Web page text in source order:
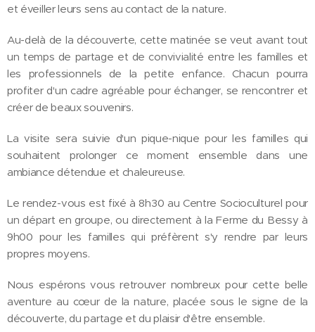
et éveiller leurs sens au contact de la nature.
Au-delà de la découverte, cette matinée se veut avant tout
un temps de partage et de convivialité entre les familles et
les professionnels de la petite enfance. Chacun pourra
profiter d'un cadre agréable pour échanger, se rencontrer et
créer de beaux souvenirs.
La visite sera suivie d'un pique-nique pour les familles qui
souhaitent prolonger ce moment ensemble dans une
ambiance détendue et chaleureuse.
Le rendez-vous est fixé à 8h30 au Centre Socioculturel pour
un départ en groupe, ou directement à la Ferme du Bessy à
9h00 pour les familles qui préfèrent s'y rendre par leurs
propres moyens.
Nous espérons vous retrouver nombreux pour cette belle
aventure au cœur de la nature, placée sous le signe de la
découverte, du partage et du plaisir d'être ensemble.